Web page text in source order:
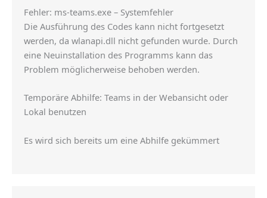
Fehler: ms-teams.exe – Systemfehler
Die Ausführung des Codes kann nicht fortgesetzt
werden, da wlanapi.dll nicht gefunden wurde. Durch
eine Neuinstallation des Programms kann das
Problem möglicherweise behoben werden.
Temporäre Abhilfe: Teams in der Webansicht oder
Lokal benutzen
Es wird sich bereits um eine Abhilfe gekümmert